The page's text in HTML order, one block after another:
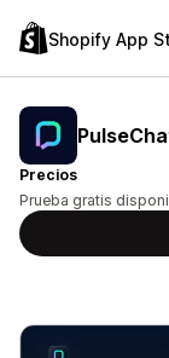
Shopify App
Precios
Prueba gratis